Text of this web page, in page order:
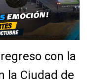
con la
la Ciudad de